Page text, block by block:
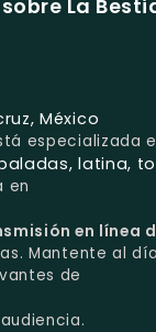
La
México
especializada
latina,
en
en línea
Mantente al
de